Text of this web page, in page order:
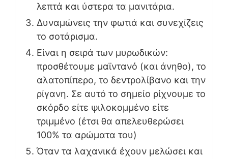
λεπτά και ύστερα τα μανιτάρια.
Δυναμώνεις την φωτιά και συνεχίζεις
το σοτάρισμα.
Είναι η σειρά των μυρωδικών:
προσθέτουμε μαϊντανό (και άνηθο), το
αλατοπίπερο, το δεντρολίβανο και την
ρίγανη. Σε αυτό το σημείο ρίχνουμε το
σκόρδο είτε ψιλοκομμένο είτε
τριμμένο (έτσι θα απελευθερώσει
100% τα αρώματα του)
Όταν τα λαχανικά έχουν μελώσει και